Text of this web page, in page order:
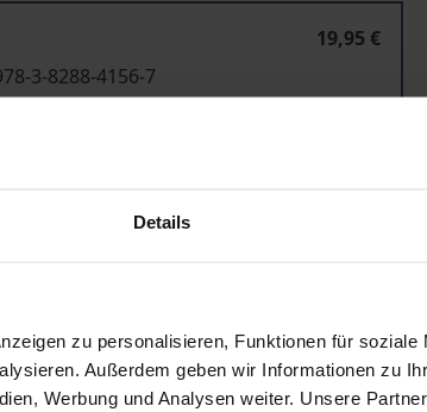
Details
zu personalisieren, Funktionen für soziale
Außerdem geben wir Informationen zu
Werbung und Analysen weiter. Unsere
19,95 €
3-8288-4156-7
inkl. MwSt. Abhängig von der Lieferadresse
Warenkorb
Versandkosten